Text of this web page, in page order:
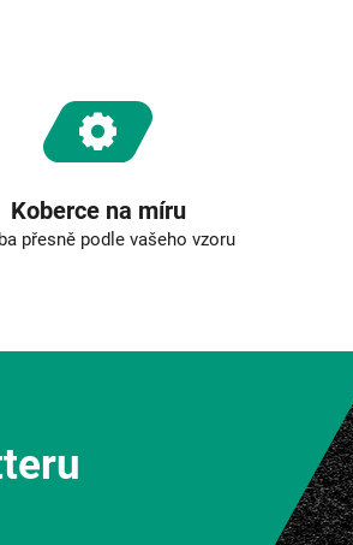
Koberce na míru
přesně podle vašeho vzoru